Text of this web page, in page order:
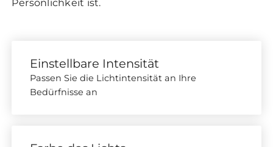
Persönlichkeit ist.
Einstellbare Intensität
Passen Sie die Lichtintensität an Ihre
Bedürfnisse an